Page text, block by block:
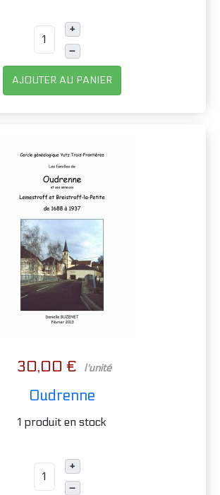
+
–
AJOUTER AU PANIER
30,00 € l'unité
Oudrenne
1 produit en stock
+
–